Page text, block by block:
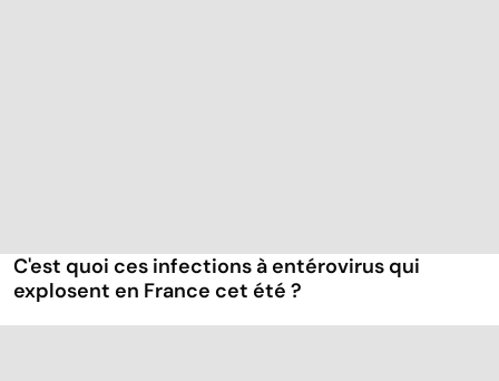
C'est quoi ces infections à entérovirus qui
explosent en France cet été ?